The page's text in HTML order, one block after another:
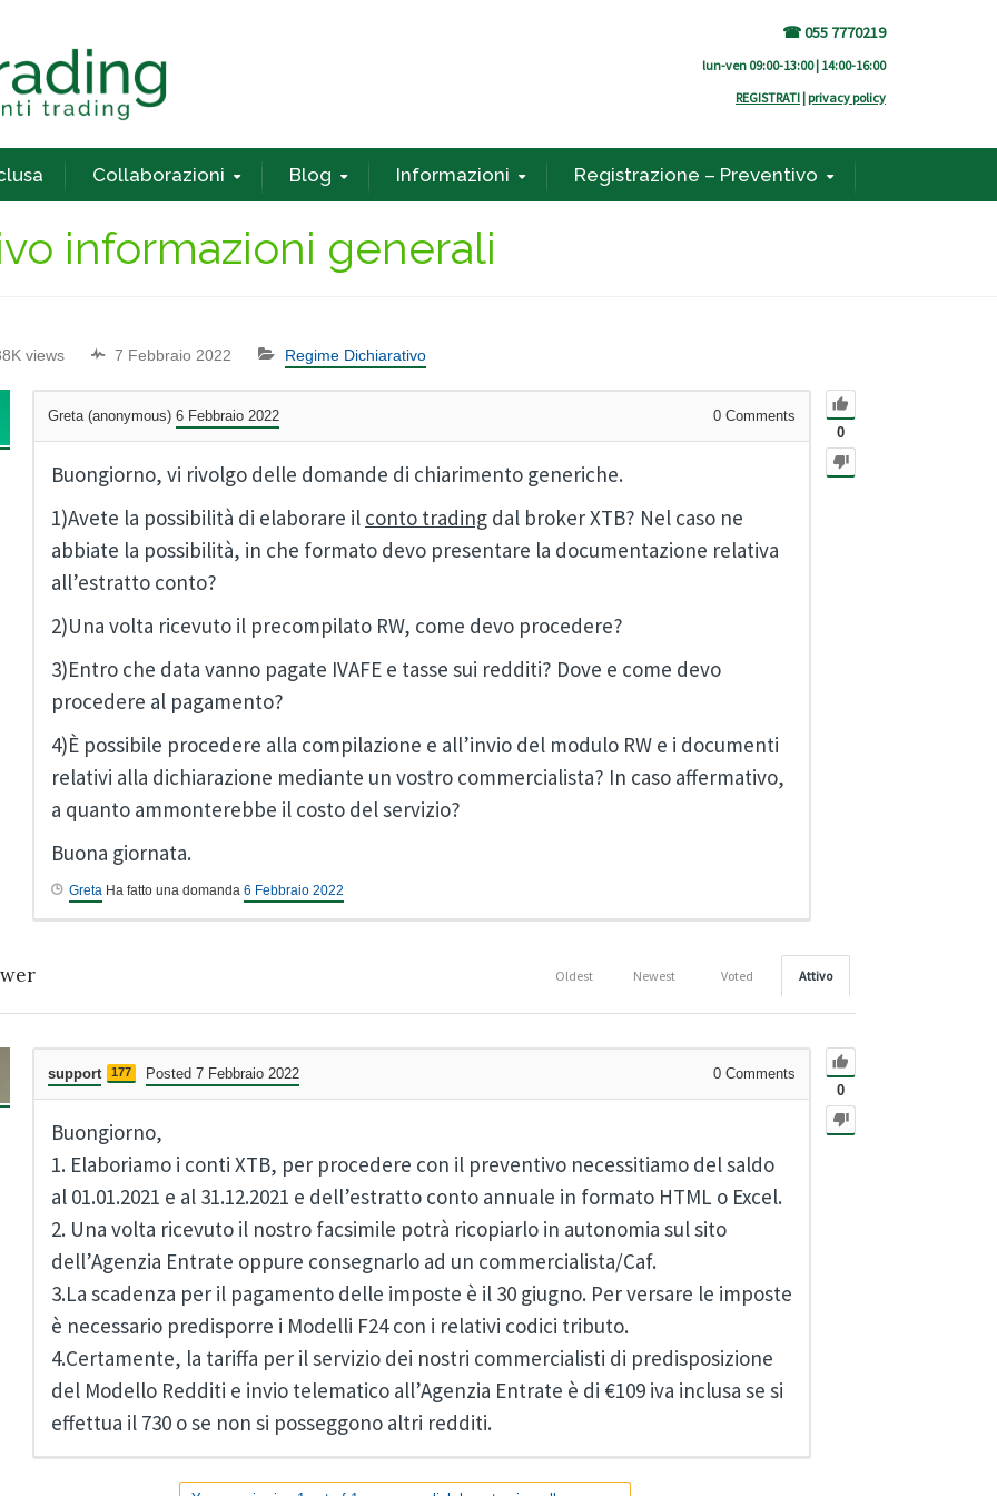
☎ 055 7770219
lun-ven 09:00-13:00 | 14:00-16:00
REGISTRATI | privacy policy
Collaborazioni Blog Informazioni Registrazione – Preventivo
informazioni generali
views 7 Febbraio 2022 Regime Dichiarativo
0
Greta (anonymous) 6 Febbraio 2022 0 Comments
Buongiorno, vi rivolgo delle domande di chiarimento generiche.
1)Avete la possibilità di elaborare il conto trading dal broker XTB? Nel caso ne
abbiate la possibilità, in che formato devo presentare la documentazione relativa
all’estratto conto?
2)Una volta ricevuto il precompilato RW, come devo procedere?
3)Entro che data vanno pagate IVAFE e tasse sui redditi? Dove e come devo
procedere al pagamento?
4)È possibile procedere alla compilazione e all’invio del modulo RW e i documenti
relativi alla dichiarazione mediante un vostro commercialista? In caso affermativo,
a quanto ammonterebbe il costo del servizio?
Buona giornata.
Greta Ha fatto una domanda 6 Febbraio 2022
Attivo
Voted
Newest
Oldest
0
support 177 Posted 7 Febbraio 2022 0 Comments
Buongiorno,
1. Elaboriamo i conti XTB, per procedere con il preventivo necessitiamo del saldo
al 01.01.2021 e al 31.12.2021 e dell’estratto conto annuale in formato HTML o Excel.
2. Una volta ricevuto il nostro facsimile potrà ricopiarlo in autonomia sul sito
dell’Agenzia Entrate oppure consegnarlo ad un commercialista/Caf.
3.La scadenza per il pagamento delle imposte è il 30 giugno. Per versare le imposte
è necessario predisporre i Modelli F24 con i relativi codici tributo.
4.Certamente, la tariffa per il servizio dei nostri commercialisti di predisposizione
del Modello Redditi e invio telematico all’Agenzia Entrate è di €109 iva inclusa se si
effettua il 730 o se non si posseggono altri redditi.